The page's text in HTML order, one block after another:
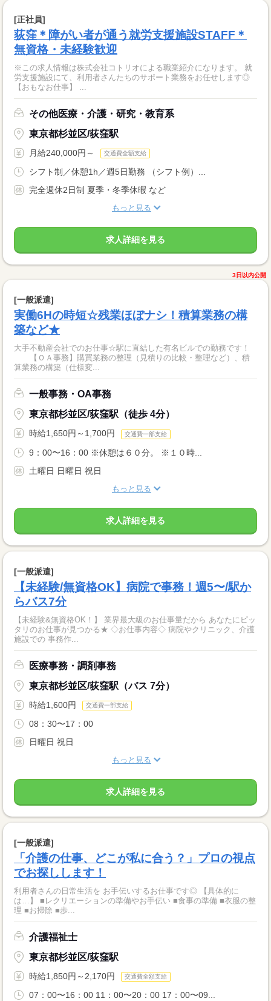
[正社員]
荻窪＊障がい者が通う就労支援施設STAFF＊
無資格・未経験歓迎
※この求人情報は株式会社コトリオによる職業紹介になります。 就
労支援施設にて、利用者さんたちのサポート業務をお任せします◎
【おもなお仕事】 ...
その他医療・介護・研究・教育系
東京都杉並区/荻窪駅
月給240,000円～ 交通費全額支給
シフト制／休憩1h／週5日勤務 （シフト例）...
完全週休2日制 夏季・冬季休暇 など
もっと見る
求人詳細を見る
3日以内公開
[一般派遣]
実働6Hの時短☆残業ほぼナシ！積算業務の構
築など★
大手不動産会社でのお仕事☆駅に直結した有名ビルでの勤務です！
【ＯＡ事務】購買業務の整理（見積りの比較・整理など）、積
算業務の構築（仕様変...
一般事務・OA事務
東京都杉並区/荻窪駅（徒歩 4分）
時給1,650円～1,700円 交通費一部支給
9：00〜16：00 ※休憩は６０分。 ※１０時...
土曜日 日曜日 祝日
もっと見る
求人詳細を見る
[一般派遣]
【未経験/無資格OK】病院で事務！週5〜/駅か
らバス7分
【未経験&無資格OK！】 業界最大級のお仕事量だから あなたにピッ
タリのお仕事が見つかる★ ◇お仕事内容◇ 病院やクリニック、介護
施設での 事務作...
医療事務・調剤事務
東京都杉並区/荻窪駅（バス 7分）
時給1,600円 交通費一部支給
08：30〜17：00
日曜日 祝日
もっと見る
求人詳細を見る
[一般派遣]
「介護の仕事、どこが私に合う？」プロの視点
でお探しします！
利用者さんの日常生活を お手伝いするお仕事です◎ 【具体的に
は…】 ■レクリエーションの準備やお手伝い ■食事の準備 ■衣服の整
理 ■お掃除 ■歩...
介護福祉士
東京都杉並区/荻窪駅
時給1,850円～2,170円 交通費全額支給
07：00〜16：00 11：00〜20：00 17：00〜09...